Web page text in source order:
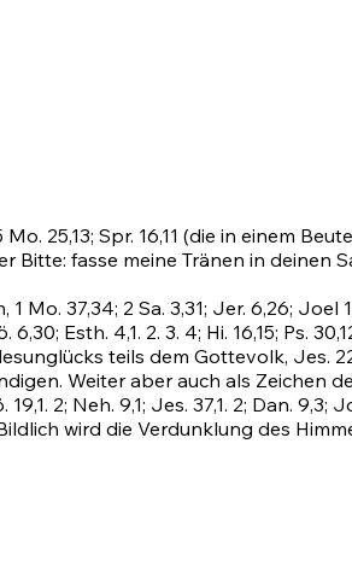
Mo. 25,13; Spr. 16,11 (die in einem
Bitte: fasse meine Tränen in deinen
1 Mo. 37,34; 2 Sa. 3,31; Jer. 6,26; Joel
6,30; Esth. 4,1. 2. 3. 4; Hi. 16,15; Ps.
teils dem Gottevolk, Jes.
Weiter aber auch als Zeichen
19,1. 2; Neh. 9,1; Jes. 37,1. 2; Dan. 9,3;
wird die Verdunklung des